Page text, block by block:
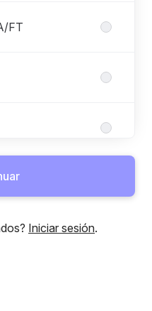
FT
Iniciar sesión.